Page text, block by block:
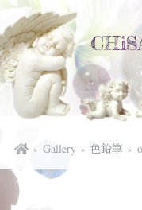
Gallery 色鉛筆